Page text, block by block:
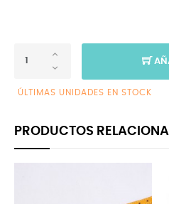
ÚLTIMAS UNIDADES EN STOCK
PRODUCTOS